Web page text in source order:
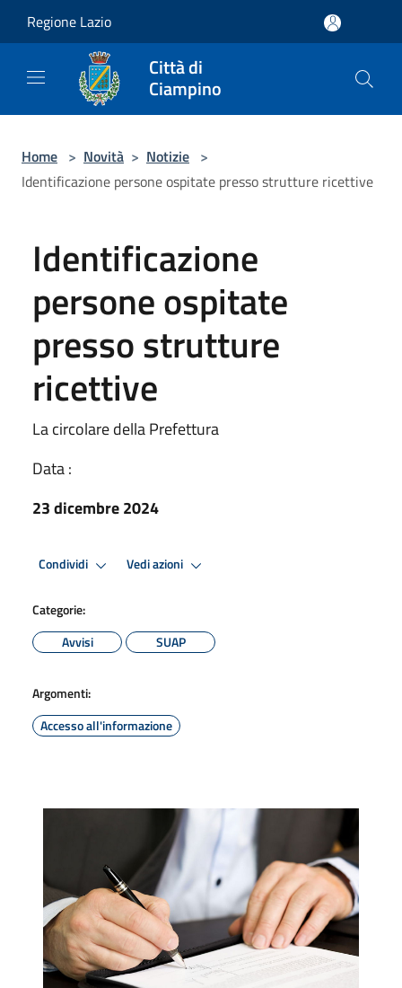
Regione Lazio
Città di
Ciampino
Home > Novità > Notizie >
Identificazione persone ospitate presso strutture ricettive
Identificazione
persone ospitate
presso strutture
ricettive
La circolare della Prefettura
Data :
23 dicembre 2024
Condividi Vedi azioni
Categorie:
Avvisi
SUAP
Argomenti:
Accesso all'informazione